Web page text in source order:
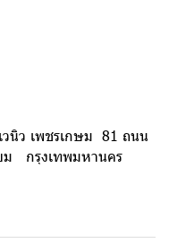
นิว เพชรเกษม 81 ถนน
ม กรุงเทพมหานคร